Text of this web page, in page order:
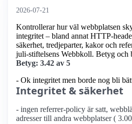
2026-07-21
Kontrollerar hur väl webbplatsen
integritet – bland annat HTTP-
säkerhet, tredjeparter, kakor och
juli-stiftelsens Webbkoll. Betyg och
Betyg: 3.42 av 5
- Ok integritet men borde nog bli
Integritet & säkerhet
- ingen referrer-policy är satt,
adresser till andra webbplatser (